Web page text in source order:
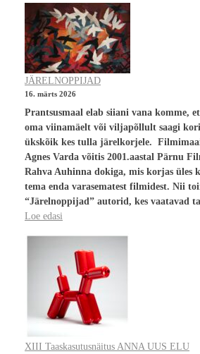
JÄRELNOPPIJAD
16. märts 2026
Prantsusmaal elab siiani vana komme,
oma viinamäelt või viljapõllult saagi
ükskõik kes tulla järelkorjele.
Agnes Varda võitis 2001.aastal Pärnu
Rahva Auhinna dokiga, mis korjas üles
tema enda varasematest filmidest. Nii
“Järelnoppijad” autorid, kes vaatavad
Loe edasi
XIII Taaskasutusnäitus ANNA UUS ELU